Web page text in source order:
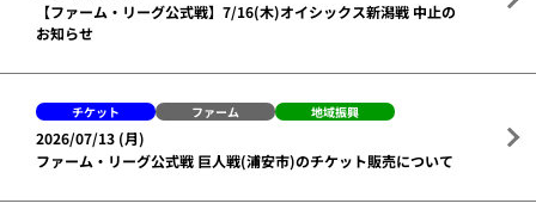
【ファーム・リーグ公式戦】7/16(木)オイシックス新潟戦 中止の
お知らせ
チケット ファーム 地域振興
2026/07/13 (月)
ファーム・リーグ公式戦 巨人戦(浦安市)のチケット販売について